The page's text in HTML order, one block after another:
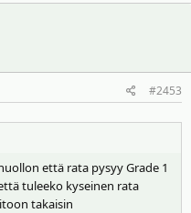
#2453
että rata pysyy Grade 1
tuleeko kyseinen rata
takaisin